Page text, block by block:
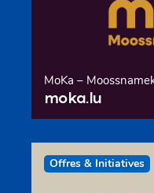
MoKa –
moka.lu
Offres & Initiatives